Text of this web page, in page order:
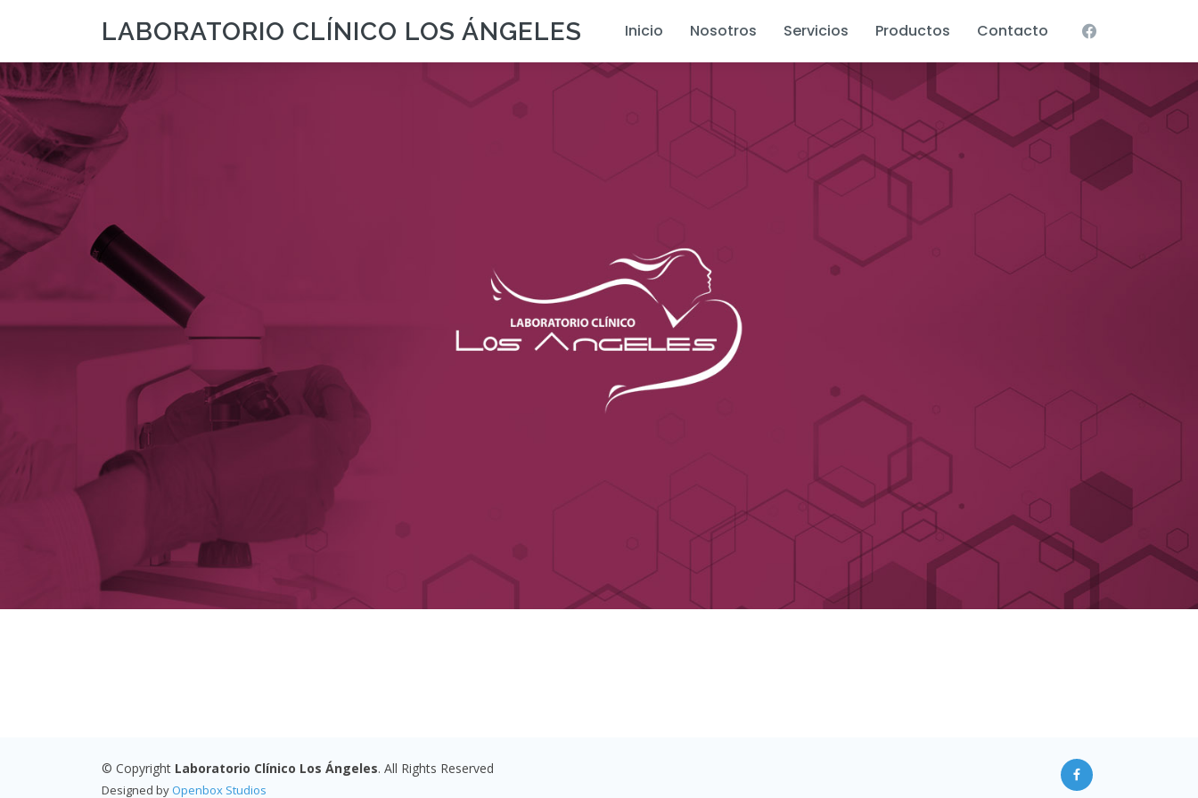
LABORATORIO CLÍNICO LOS ÁNGELES Inicio Nosotros Servicios Productos Contacto
© Copyright Laboratorio Clínico Los Ángeles. All Rights Reserved
Designed by Openbox Studios